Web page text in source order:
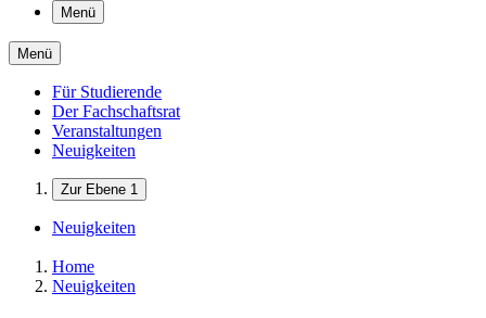
Menü
Menü
Für Studierende
Der Fachschaftsrat
Veranstaltungen
Neuigkeiten
Zur Ebene 1
Neuigkeiten
Home
Neuigkeiten